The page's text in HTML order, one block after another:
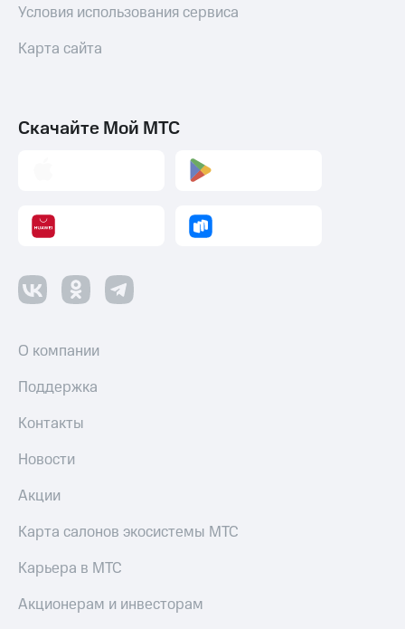
Условия использования сервиса
Карта сайта
Скачайте Мой МТС
О компании
Поддержка
Контакты
Новости
Акции
Карта салонов экосистемы МТС
Карьера в МТС
Акционерам и инвесторам